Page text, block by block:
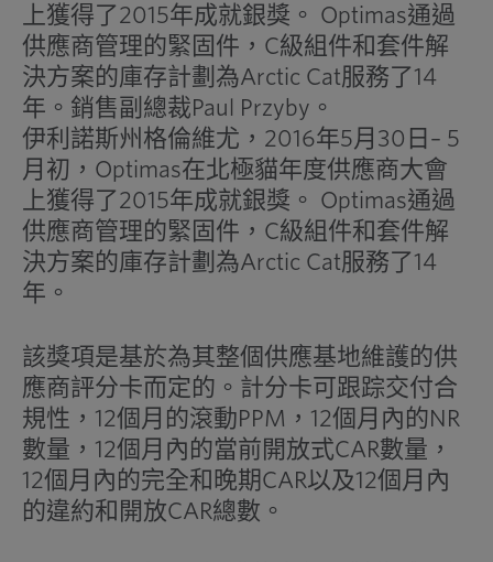
上獲得了2015年成就銀獎。 Optimas通過
供應商管理的緊固件，C級組件和套件解
決方案的庫存計劃為Arctic Cat服務了14
年。銷售副總裁Paul Przyby。
伊利諾斯州格倫維尤，2016年5月30日– 5
月初，Optimas在北極貓年度供應商大會
上獲得了2015年成就銀獎。 Optimas通過
供應商管理的緊固件，C級組件和套件解
決方案的庫存計劃為Arctic Cat服務了14
年。
該獎項是基於為其整個供應基地維護的供
應商評分卡而定的。計分卡可跟踪交付合
規性，12個月的滾動PPM，12個月內的NR
數量，12個月內的當前開放式CAR數量，
12個月內的完全和晚期CAR以及12個月內
的違約和開放CAR總數。